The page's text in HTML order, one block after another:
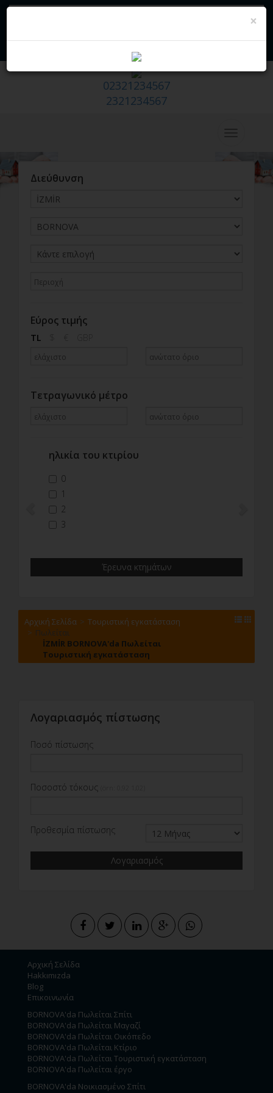
02321234567
2321234567
Διεύθυνση
Εύρος τιμής
TL
Τετραγωνικό μέτρο
ηλικία του κτιρίου
0
1
2
3
μεταξύ 11-15
μεταξύ 26-30
31 και άνω
Previous
Έρευνα κτημάτων
Αρχική Σελίδα
Τουριστική εγκατάσταση
Πωλείται
İZMİR BORNOVA'da Πωλείται
Τουριστική εγκατάσταση
Λογαριασμός πίστωσης
Ποσό πίστωσης
Ποσοστό τόκους
Προθεσμία πίστωσης
Λογαριασμός
Αρχική Σελίδα
Hakkımızda
Blog
Επικοινωνία
BORNOVA'da Πωλείται Σπίτι
BORNOVA'da Πωλείται Μαγαζί
BORNOVA'da Πωλείται Οικόπεδο
BORNOVA'da Πωλείται Κτίριο
BORNOVA'da Πωλείται Τουριστική εγκατάσταση
BORNOVA'da Πωλείται έργο
BORNOVA'da Νοικιασμένο Σπίτι
×